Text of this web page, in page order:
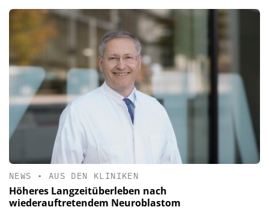
NEWS • AUS DEN KLINIKEN
Höheres Langzeitüberleben nach
wiederauftretendem Neuroblastom